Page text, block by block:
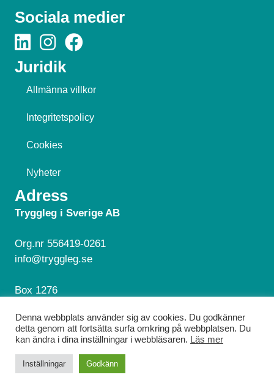
Sociala medier
Juridik
Allmänna villkor
Integritetspolicy
Cookies
Nyheter
Adress
Tryggleg i Sverige AB
Org.nr 556419-0261
info@tryggleg.se
Box 1276
Hör av dig!
© 2026 Tryggleg. Alla rättigheter reserverade.
Webbdesign avEMS Design Webbyrå
Denna webbplats använder sig av cookies. Du godkänner
detta genom att fortsätta surfa omkring på webbplatsen. Du
kan ändra i dina inställningar i webbläsaren. Läs mer
Inställningar Godkänn